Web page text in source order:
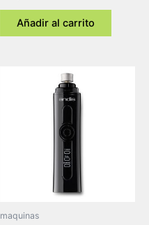
Añadir al carrito
maquinas